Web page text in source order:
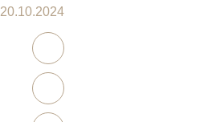
20.10.2024